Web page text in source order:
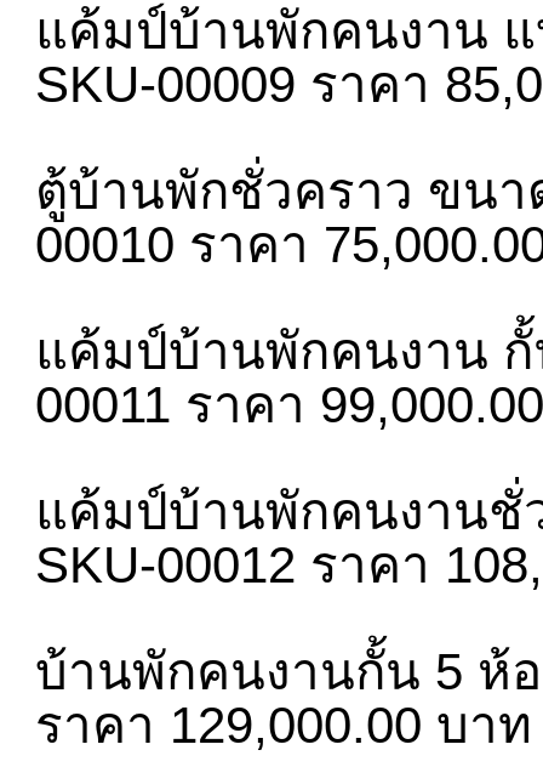
แค้มป์บ้านพักคนงาน
SKU-00009 ราคา
ตู้บ้านพักชั่วคราว ขนา
00010 ราคา
แค้มป์บ้านพักคนงาน
00011 ราคา
แค้มป์บ้านพักคนงานชั่
SKU-00012 ราคา
บ้านพักคนงานกั้น 5 ห้
ราคา 129,000.00 บาท